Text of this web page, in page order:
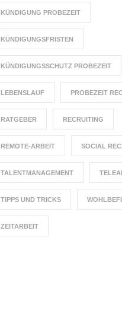
KÜNDIGUNG PROBEZEIT
KÜNDIGUNGSFRISTEN
KÜNDIGUNGSSCHUTZ PROBEZEIT
LEBENSLAUF PROBEZEIT
RATGEBER RECRUITING
REMOTE-ARBEIT SOCIAL
TALENTMANAGEMENT
TIPPS UND TRICKS
ZEITARBEIT